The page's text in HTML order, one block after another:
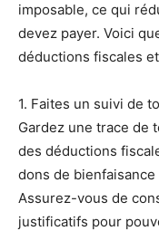
imposable, ce qui
devez payer. Voici
déductions fiscales
1. Faites un suivi de
Gardez une trace de
des déductions
dons de
Assurez-vous de
justificatifs pour